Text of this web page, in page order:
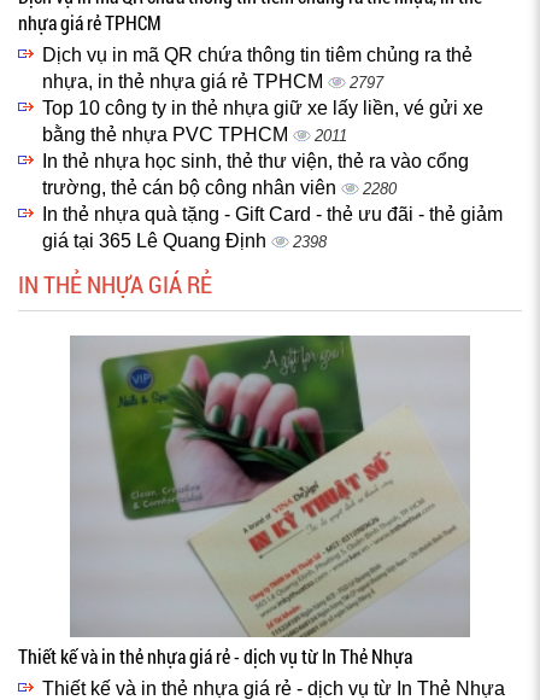
nhựa giá rẻ TPHCM
Dịch vụ in mã QR chứa thông tin tiêm chủng ra thẻ
nhựa, in thẻ nhựa giá rẻ TPHCM
2797
Top 10 công ty in thẻ nhựa giữ xe lấy liền, vé gửi xe
bằng thẻ nhựa PVC TPHCM
2011
In thẻ nhựa học sinh, thẻ thư viện, thẻ ra vào cổng
trường, thẻ cán bộ công nhân viên
2280
In thẻ nhựa quà tặng - Gift Card - thẻ ưu đãi - thẻ giảm
giá tại 365 Lê Quang Định
2398
IN THẺ NHỰA GIÁ RẺ
Thiết kế và in thẻ nhựa giá rẻ - dịch vụ từ In Thẻ Nhựa
Thiết kế và in thẻ nhựa giá rẻ - dịch vụ từ In Thẻ Nhựa